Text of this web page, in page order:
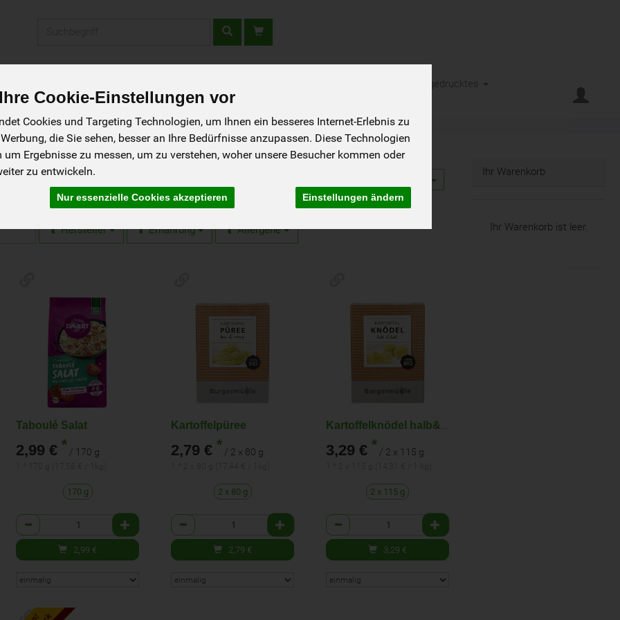
Cookie-Einstellungen vor
Cookies und Targeting Technologien, um Ihnen ein besseres Internet-Erlebnis zu
die Sie sehen, besser an Ihre Bedürfnisse anzupassen. Diese Technologien
Ergebnisse zu messen, um zu verstehen, woher unsere Besucher kommen oder
zu entwickeln.
Nur essenzielle Cookies akzeptieren Einstellungen ändern
Kleingedrucktes
6 von 1593
Hersteller Ernährung Allergene
Taboulé Salat
2,99 € * / 170 g
170 g
Anzahl
2,99 €
Kartoffelpüree
2,79 € * / 2 x 80 g
2 x 80 g
Anzahl
2,79 €
3,29 € * / 2 x 115 g
2 x 115 g
Anzahl
3,29 €
Ihr Warenkorb
Ihr Warenkorb ist leer.